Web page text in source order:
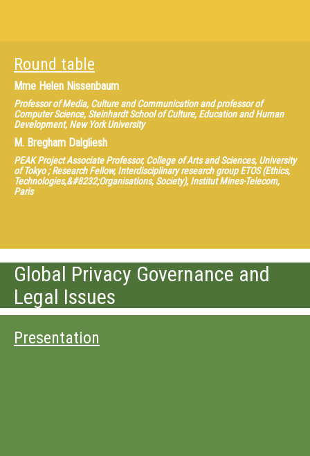
Round table
Mme Helen Nissenbaum
Professor of Media, Culture and Communication and professor of
Computer Science, Steinhardt School of Culture, Education and Human
Development, New York University
M. Bregham Dalgliesh
PEAK Project Associate Professor, College of Arts and Sciences, University
of Tokyo ; Research Fellow, Interdisciplinary research group ETOS (Ethics,
Technologies,&#8232;Organisations, Society), Institut Mines-Telecom,
Paris
Global Privacy Governance and
Legal Issues
Presentation